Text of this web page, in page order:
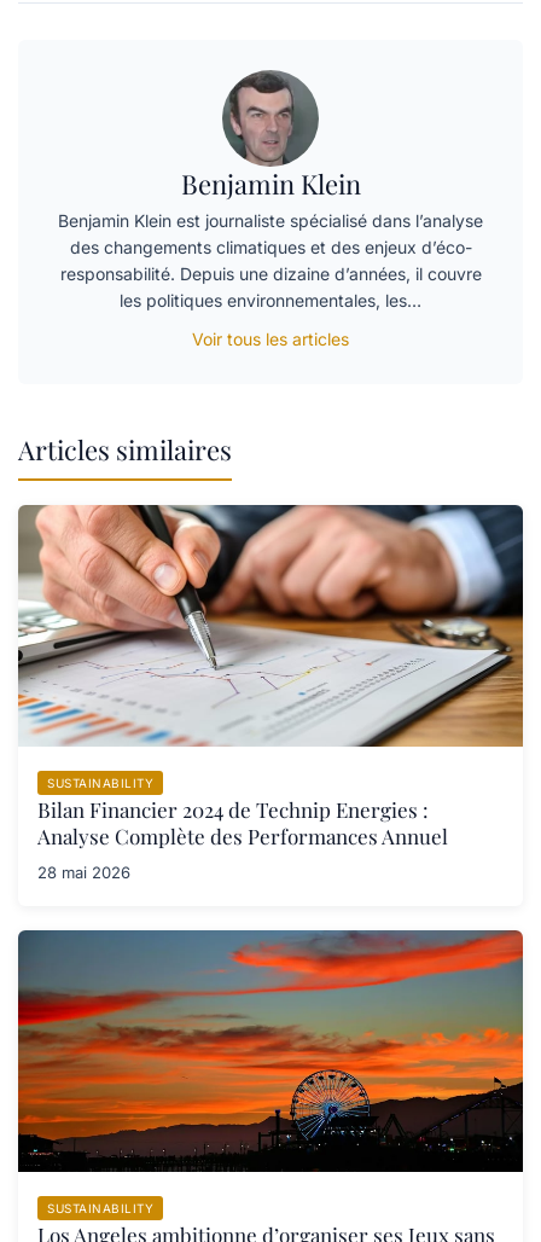
Benjamin Klein
Benjamin Klein est journaliste spécialisé dans l’analyse
des changements climatiques et des enjeux d’éco-
responsabilité. Depuis une dizaine d’années, il couvre
les politiques environnementales, les…
Voir tous les articles
Articles similaires
SUSTAINABILITY
Bilan Financier 2024 de Technip Energies :
Analyse Complète des Performances Annuel
28 mai 2026
SUSTAINABILITY
Los Angeles ambitionne d’organiser ses Jeux sans